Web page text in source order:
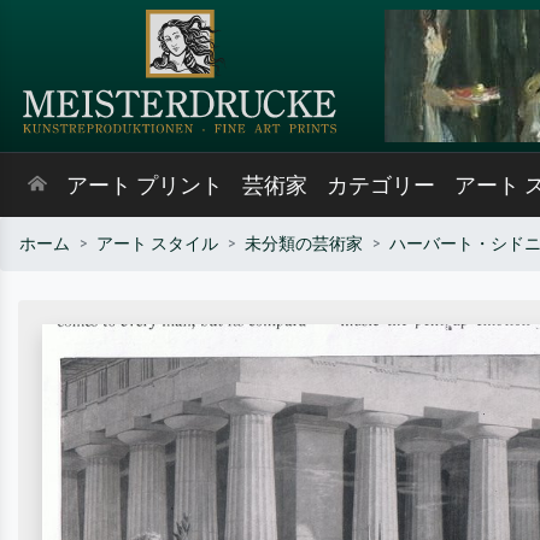
アート プリント 芸術家 カテゴリー アート
ホーム アート スタイル 未分類の芸術家 ハーバート・シド